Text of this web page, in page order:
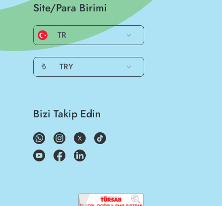
Site/Para Birimi
TR
₺ TRY
Bizi Takip Edin